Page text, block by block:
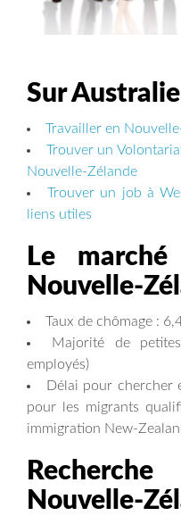
Sur
Travailler en
Trouver un
Nouvelle-Zélande
Trouver un job à
liens utiles
Le
Nouvelle-
Taux de chômage :
Majorité de
employés)
Délai pour chercher
pour les migrants
immigration New-
Nouvelle-